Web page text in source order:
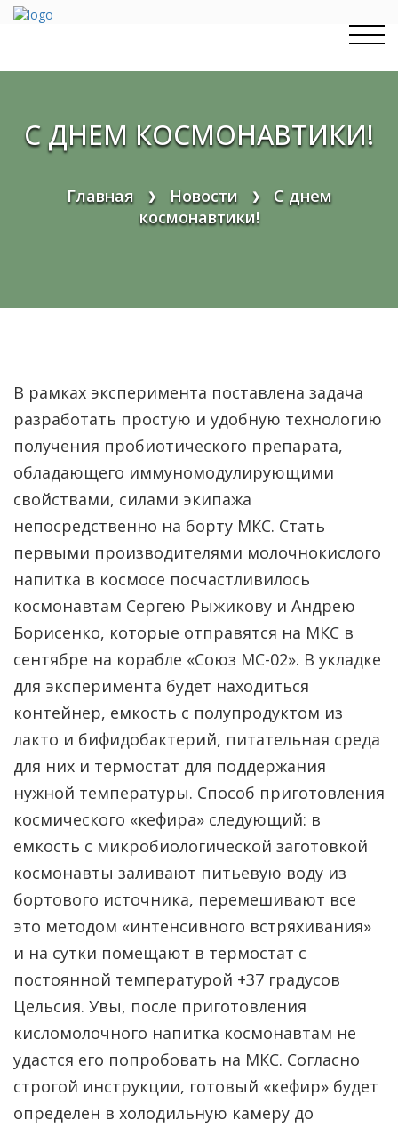
С ДНЕМ КОСМОНАВТИКИ!
Главная ❯ Новости ❯
С днем
космонавтики!
В рамках эксперимента поставлена задача
разработать простую и удобную технологию
получения пробиотического препарата,
обладающего иммуномодулирующими
свойствами, силами экипажа
непосредственно на борту МКС. Стать
первыми производителями молочнокислого
напитка в космосе посчастливилось
космонавтам Сергею Рыжикову и Андрею
Борисенко, которые отправятся на МКС в
сентябре на корабле «Союз МС-02». В укладке
для эксперимента будет находиться
контейнер, емкость с полупродуктом из
лакто и бифидобактерий, питательная среда
для них и термостат для поддержания
нужной температуры. Способ приготовления
космического «кефира» следующий: в
емкость с микробиологической заготовкой
космонавты заливают питьевую воду из
бортового источника, перемешивают все
это методом «интенсивного встряхивания»
и на сутки помещают в термостат с
постоянной температурой +37 градусов
Цельсия. Увы, после приготовления
кисломолочного напитка космонавтам не
удастся его попробовать на МКС. Согласно
строгой инструкции, готовый «кефир» будет
определен в холодильную камеру до